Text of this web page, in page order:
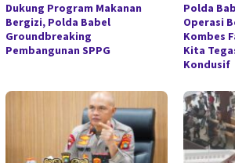
Dukung Program Makanan
Bergizi, Polda Babel
Groundbreaking
Pembangunan SPPG
Polda
Operasi
Kombes
Kita
Kondusif